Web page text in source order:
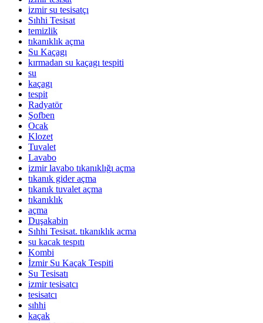
izmir su tesisatçı
Sıhhi Tesisat
temizlik
tıkanıklık açma
Su Kaçagı
kırmadan su kaçagı tespiti
su
kaçagı
tespit
Radyatör
Şofben
Ocak
Klozet
Tuvalet
Lavabo
izmir lavabo tıkanıklığı açma
tıkanık gider açma
tıkanık tuvalet açma
tıkanıklık
açma
Duşakabin
Sıhhi Tesisat. tıkanıklık acma
su kacak tespıtı
Kombi
İzmir Su Kaçak Tespiti
Su Tesisatı
izmir tesisatcı
tesisatcı
sıhhi
kaçak